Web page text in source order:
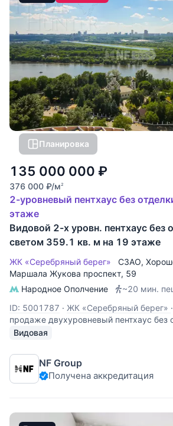
Планировка
135 000 000 ₽
376 000 ₽/м2
2-уровневый пентхаус без
этаже
Видовой 2-х уровн. пентхаус без
светом 359.1 кв. м на 19 этаже
ЖК «Серебряный берег» СЗАО,
Маршала Жукова проспект, 59
Народное Ополчение
~20 мин.
ID: 5001787 · ЖК «Серебряный берег» ·
продаже двухуровневый пентхаус без
доме «Серебряный берег» на
близости от набережной Москвы-реки.
последнем этаже и является
Видовая
NF Group
Получена аккредитация